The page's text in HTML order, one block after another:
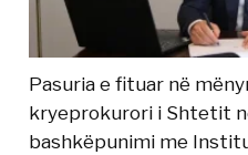
Pasuria e fituar në
kryeprokurori i Shtetit
bashkëpunimi me